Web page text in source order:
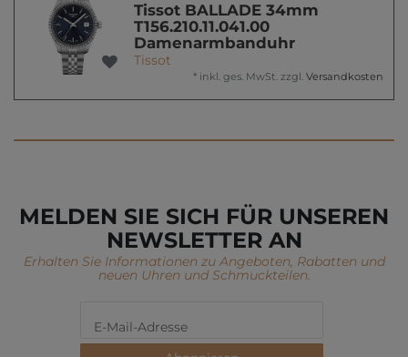
Tissot BALLADE 34mm
T156.210.11.041.00
Damenarmbanduhr
Tissot
* inkl. ges. MwSt. zzgl. Versandkosten
MELDEN SIE SICH FÜR UNSEREN
NEWSLETTER AN
Erhalten Sie Informationen zu Angeboten, Rabatten und
neuen Uhren und Schmuckteilen.